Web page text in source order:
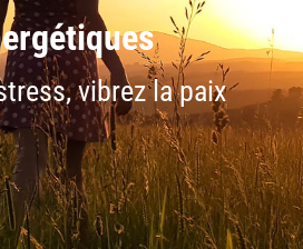
vibrez la paix